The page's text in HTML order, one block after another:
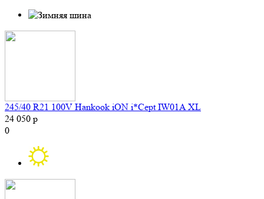
245/40 R21 100V Hankook iON i*Cept IW01A XL
24 050 р
0